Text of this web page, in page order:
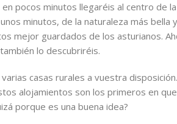
pocos minutos llegaréis al centro de la
minutos, de la naturaleza más
mejor guardados de los asturianos.
lo descubriréis.
casas rurales a vuestra
alojamientos son los primeros en
porque es una buena idea?